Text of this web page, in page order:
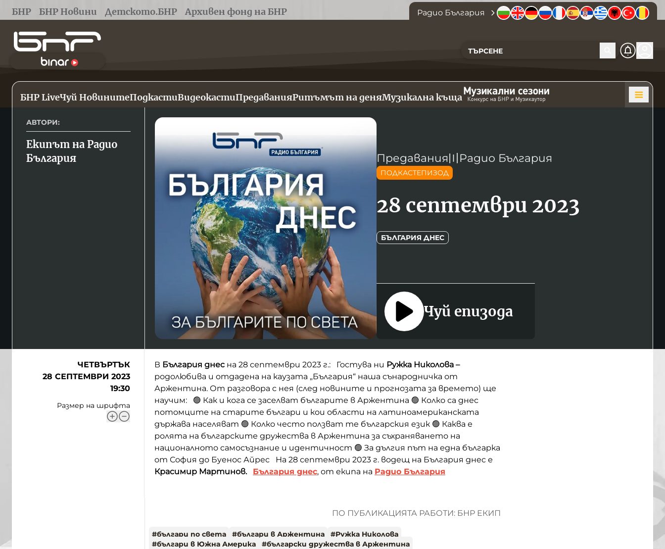
БНР БНР Новини Детското.БНР Архивен фонд на БНР Радио България
БНР LiveЧуй НовинитеПодкастиВидеокастиПредаванияРитъмът на деняМузикална къща
АВТОРИ:
Екипът на Радио
България
Предавания〣 Радио България
ПОДКАСТЕПИЗОД
28 септември 2023
БЪЛГАРИЯ ДНЕС
Чуй епизода
ЧЕТВЪРТЪК
28 СЕПТЕМВРИ 2023
19:30
Размер на шрифта
В България днес на 28 септември 2023 г.: Гостува ни Ружка Николова –
родолюбива и отдадена на каузата „България“ наша сънародничка от
Аржентина. От разговора с нея (след новините и прогнозата за времето) ще
научим: 🟢 Как и кога се заселват българите в Аржентина 🟢 Колко са днес
потомците на старите българи и кои области на латиноамериканската
държава населяват 🟢 Колко често ползват те българския език 🟢 Каква е
ролята на българските дружества в Аржентина за съхраняването на
националното самосъзнание и идентичност 🟢 За дългия път на една българка
от София до Буенос Айрес На 28 септември 2023 г. водещ на България днес е
Красимир Мартинов.
България днес, от екипа на Радио България
ПО ПУБЛИКАЦИЯТА РАБОТИ: БНР ЕКИП
#българи по света #българи в Аржентина #Ружка Николова
#българи в Южна Америка #български дружества в Аржентина